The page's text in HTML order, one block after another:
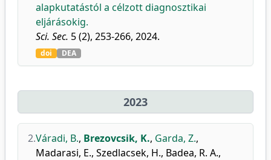
alapkutatástól a célzott diagnosztikai
eljárásokig.
Sci. Sec. 5 (2), 253-266, 2024.
doi DEA
2023
2.Váradi, B., Brezovcsik, K., Garda, Z.,
Madarasi, E., Szedlacsek, H., Badea, R. A.,